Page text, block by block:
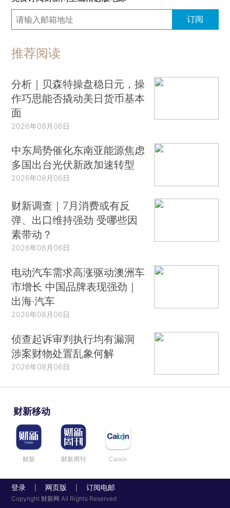
订阅
推荐阅读
分析｜贝森特操盘稳日元，操
作巧思能否撬动美日货币基本
面
2026年08月06日
中东局势催化东南亚能源焦虑
多国出台光伏新政加速转型
2026年08月06日
财新调查｜7月消费或有反
弹、出口维持强劲 受哪些因
素带动？
2026年08月06日
电动汽车需求高涨驱动澳洲车
市增长 中国品牌表现强劲｜
出海·汽车
2026年08月06日
侦查起诉审判执行均有漏洞
涉案财物处置乱象何解
2026年08月06日
财新移动
财新 财新周刊 Caixin
登录 网页版 订阅电邮
Copyright 财新网 All Rights Reserved